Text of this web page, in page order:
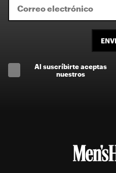
Al suscríbirte aceptas
nuestros